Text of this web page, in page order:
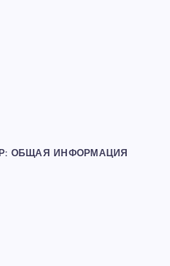
ОБЩАЯ ИНФОРМАЦИЯ